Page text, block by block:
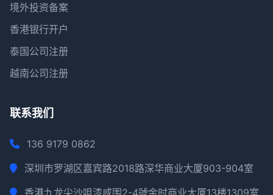
境外投资备案
香港银行开户
泰国公司注册
越南公司注册
联系我们
136 9179 0862
深圳市罗湖区嘉宾路2018路深华商业大厦903-904室
香港九龙尖沙咀漆咸围2-4號金时商业大厦13楼1309室